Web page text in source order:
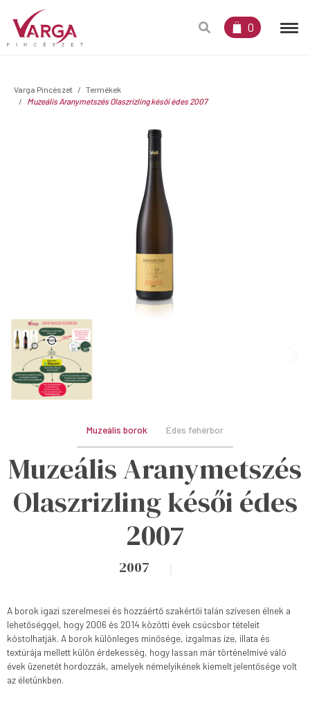
0
Varga Pincészet
Termékek
Muzeális Aranymetszés Olaszrizling késői édes 2007
Muzeális borok Édes fehérbor
Muzeális Aranymetszés
Olaszrizling késői édes
2007
2007
A borok igazi szerelmesei és hozzáértő szakértői talán szívesen élnek a
lehetőséggel, hogy 2006 és 2014 közötti évek csúcsbor tételeit
kóstolhatják. A borok különleges minősége, izgalmas íze, illata és
textúrája mellett külön érdekesség, hogy lassan már történelmivé váló
évek üzenetét hordozzák, amelyek némelyikének kiemelt jelentősége volt
az életünkben.